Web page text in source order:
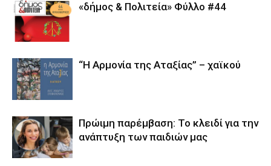
«δήμος & Πολιτεία» Φύλλο #44
“Η Αρμονία της Αταξίας” – χαϊκού
Πρώιμη παρέμβαση: Το κλειδί για την
ανάπτυξη των παιδιών µας